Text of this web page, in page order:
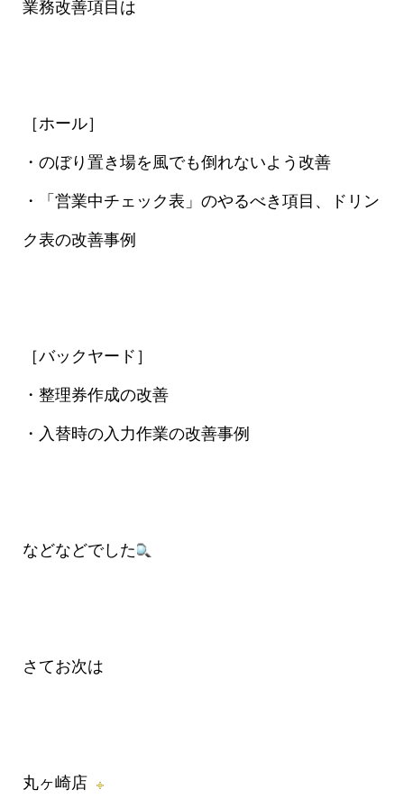
業務改善項目は
［ホール］
・のぼり置き場を風でも倒れないよう改善
・「営業中チェック表」のやるべき項目、ドリン
ク表の改善事例
［バックヤード］
・整理券作成の改善
・入替時の入力作業の改善事例
などなどでした
さてお次は
丸ヶ崎店